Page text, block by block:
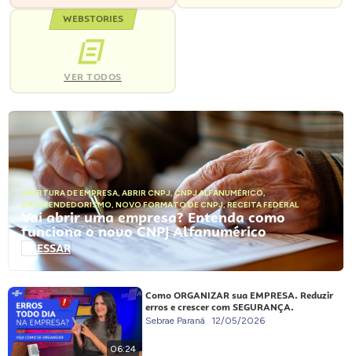
WEBSTORIES
VER TODOS
ABERTURA DE EMPRESA, ABRIR CNPJ,CNPJ ALFANUMÉRICO,
EMPREENDEDORISMO, NOVO FORMATO DE CNPJ,RECEITA FEDERAL
Vai abrir uma empresa? Entenda como
funciona o novo CNPJ Alfanumérico
ACESSAR
06:24
Como ORGANIZAR sua EMPRESA. Reduzir
erros e crescer com SEGURANÇA.
Sebrae Paraná 12/05/2026